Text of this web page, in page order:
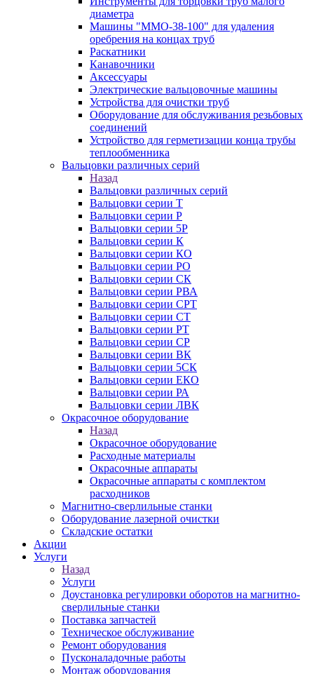
диаметра
Машины "ММО-38-100" для удаления
оребрения на концах труб
Раскатники
Канавочники
Аксессуары
Электрические вальцовочные машины
Устройства для очистки труб
Оборудование для обслуживания резьбовых
соединений
Устройство для герметизации конца трубы
теплообменника
Вальцовки различных серий
Назад
Вальцовки различных серий
Вальцовки серии Т
Вальцовки серии Р
Вальцовки серии 5Р
Вальцовки серии К
Вальцовки серии КО
Вальцовки серии РО
Вальцовки серии СК
Вальцовки серии РВА
Вальцовки серии СРТ
Вальцовки серии СТ
Вальцовки серии РТ
Вальцовки серии СР
Вальцовки серии ВК
Вальцовки серии 5СК
Вальцовки серии ЕКО
Вальцовки серии РА
Вальцовки серии ЛВК
Окрасочное оборудование
Назад
Окрасочное оборудование
Расходные материалы
Окрасочные аппараты
Окрасочные аппараты с комплектом
расходников
Магнитно-сверлильные станки
Оборудование лазерной очистки
Складские остатки
Акции
Услуги
Назад
Услуги
Доустановка регулировки оборотов на магнитно-
сверлильные станки
Поставка запчастей
Техническое обслуживание
Ремонт оборудования
Пусконаладочные работы
Монтаж оборудования